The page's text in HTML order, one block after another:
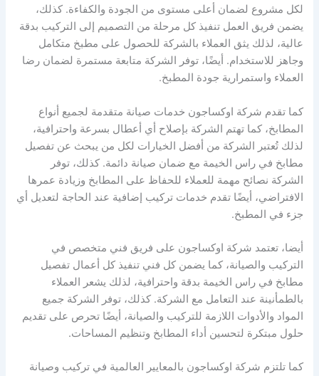
لكل مشروع لضمان أعلى مستوى من الجودة والكفاءة. كذلك،
يضمن فريق العمل تنفيذ كل مرحلة من التصميم إلى التركيب بدقة
عالية، لذلك يثق العملاء بالشركة للحصول على مطبخ متكامل
وجاهز للاستخدام. أيضًا، توفر الشركة متابعة مستمرة لضمان رضا
العملاء واستمرارية جودة المطبخ.
كما تقدم شركة اوكساجون خدمات صيانة متقدمة لجميع أنواع
المطابخ، كما تهتم الشركة بإصلاح أي أعطال بسرعة واحترافية،
لذلك تُعتبر الشركة من أفضل الخيارات لكل من يبحث عن تفصيل
مطابخ في راس الخيمة مع ضمان صيانة دائمة. كذلك، توفر
الشركة نصائح مهمة للعملاء للحفاظ على المطابخ وزيادة عمرها
الافتراضي، أيضًا تقدم خدمات تركيب إضافية عند الحاجة لتعديل أي
جزء في المطبخ.
أيضا، تعتمد شركة اوكساجون على فريق فني متخصص في
التركيب والصيانة، كما يضمن كل فني تنفيذ كل أعمال تفصيل
مطابخ في راس الخيمة بدقة واحترافية، لذلك يشعر العملاء
بالطمأنينة عند التعامل مع الشركة. كذلك، توفر الشركة جميع
المواد والأدوات اللازمة للتركيب والصيانة، أيضًا تحرص على تقديم
حلول مبتكرة لتحسين أداء المطابخ وتنظيم المساحات.
كما تلتزم شركة اوكساجون بالمعايير العالمية في تركيب وصيانة